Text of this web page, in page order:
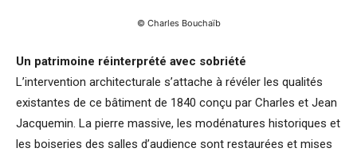
© Charles Bouchaïb
Un patrimoine réinterprété avec sobriété
L’intervention architecturale s’attache à révéler les qualités
existantes de ce bâtiment de 1840 conçu par Charles et Jean
Jacquemin. La pierre massive, les modénatures historiques et
les boiseries des salles d’audience sont restaurées et mises